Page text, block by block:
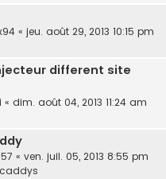
« jeu. août 29, 2013 10:15 pm
different site
« dim. août 04, 2013 11:24 am
« ven. juil. 05, 2013 8:55 pm